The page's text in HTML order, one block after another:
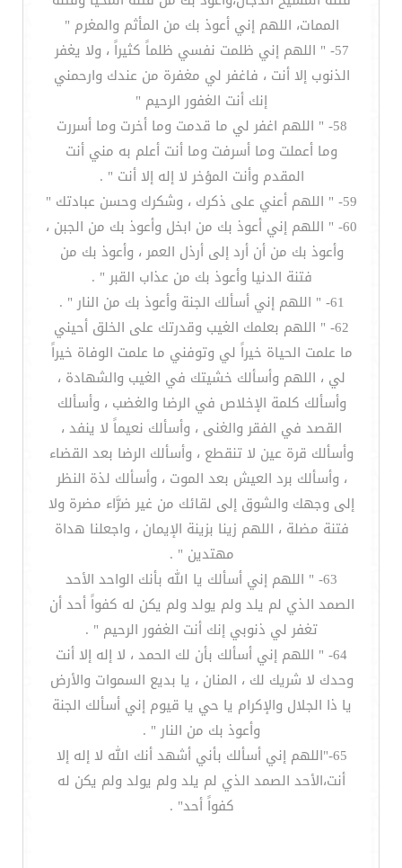
الممات، اللهم إني أعوذ بك من المأثم والمغرم "
57- " اللهم إني ظلمت نفسي ظلماً كثيراً ، ولا يغفر
الذنوب إلا أنت ، فاغفر لي مغفرة من عندك وارحمني
إنك أنت الغفور الرحيم "
58- " اللهم اغفر لي ما قدمت وما أخرت وما أسررت
وما أعملت وما أسرفت وما أنت أعلم به مني أنت
المقدم وأنت المؤخر لا إله إلا أنت " .
59- " اللهم أعني على ذكرك ، وشكرك وحسن عبادتك "
60- " اللهم إني أعوذ بك من ابخل وأعوذ بك من الجبن ،
وأعوذ بك من أن أرد إلى أرذل العمر ، وأعوذ بك من
فتنة الدنيا وأعوذ بك من عذاب القبر " .
61- " اللهم إني أسألك الجنة وأعوذ بك من النار " .
62- " اللهم بعلمك الغيب وقدرتك على الخلق أحيني
ما علمت الحياة خيراً لي وتوفني ما علمت الوفاة خيراً
لي ، اللهم وأسألك خشيتك في الغيب والشهادة ،
وأسألك كلمة الإخلاص في الرضا والغضب ، وأسألك
القصد في الفقر والغنى ، وأسألك نعيماً لا ينفد ،
وأسألك قرة عين لا تنقطع ، وأسألك الرضا بعد القضاء
، وأسألك برد العيش بعد الموت ، وأسألك لذة النظر
إلى وجهك والشوق إلى لقائك من غير ضرَّاء مضرة ولا
فتنة مضلة ، اللهم زينا بزينة الإيمان ، واجعلنا هداة
مهتدين " .
63- " اللهم إني أسألك يا الله بأنك الواحد الأحد
الصمد الذي لم يلد ولم يولد ولم يكن له كفواً أحد أن
تغفر لي ذنوبي إنك أنت الغفور الرحيم " .
64- " اللهم إني أسألك بأن لك الحمد ، لا إله إلا أنت
وحدك لا شريك لك ، المنان ، يا بديع السموات والأرض
يا ذا الجلال والإكرام يا حي يا قيوم إني أسألك الجنة
وأعوذ بك من النار " .
65-"اللهم إني أسألك بأني أشهد أنك الله لا إله إلا
أنت،الأحد الصمد الذي لم يلد ولم يولد ولم يكن له
كفواً أحد" .